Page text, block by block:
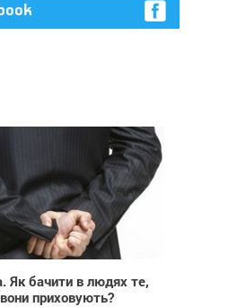
1 624
Як бачити в людях те,
приховують?